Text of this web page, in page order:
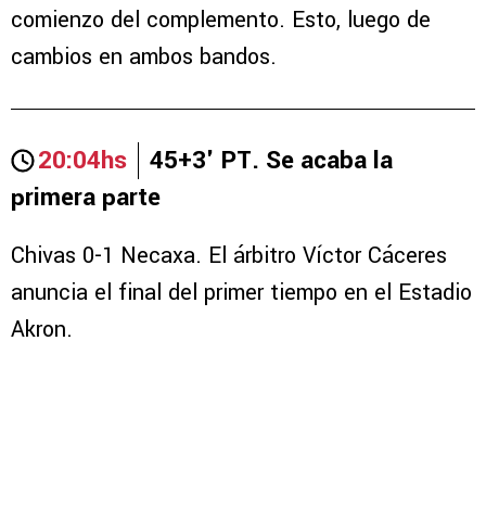
comienzo del complemento. Esto, luego de
cambios en ambos bandos.
20:04hs
45+3' PT. Se acaba la
primera parte
Chivas 0-1 Necaxa. El árbitro Víctor Cáceres
anuncia el final del primer tiempo en el Estadio
Akron.